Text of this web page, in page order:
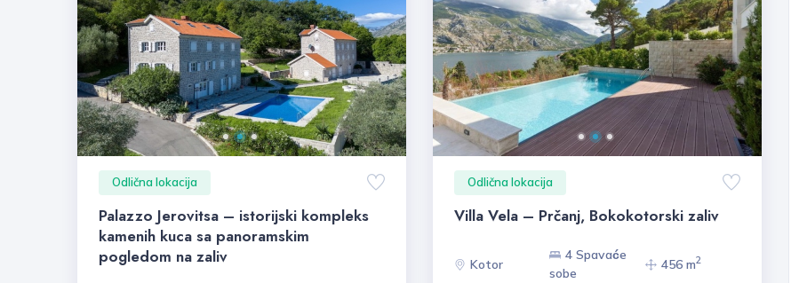
Odlična lokacija
Palazzo Jerovitsa – istorijski kompleks
kamenih kuca sa panoramskim
pogledom na zaliv
Odlična lokacija
Villa Vela – Prčanj, Bokokotorski zaliv
Kotor
4 Spavaće
sobe
456 m2